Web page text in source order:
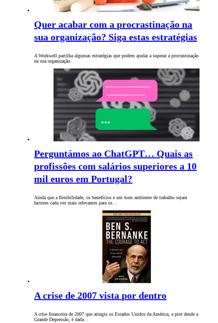
Quer acabar com a procrastinação na
sua organização? Siga estas estratégias
A Workwell partilha algumas estratégias que podem ajudar a superar a procrastinação
na sua organização.
Perguntámos ao ChatGPT… Quais as
profissões com salários superiores a 10
mil euros em Portugal?
Ainda que a flexibilidade, os benefícios e um bom ambiente de trabalho sejam
factores cada vez mais relevantes para os…
A crise de 2007 vista por dentro
A crise financeira de 2007 que atingiu os Estados Unidos da América, a pior desde a
Grande Depressão, é dada…